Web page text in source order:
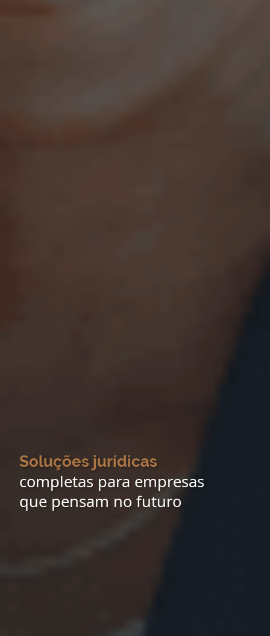
Soluções jurídicas
completas para empresas
que pensam no futuro